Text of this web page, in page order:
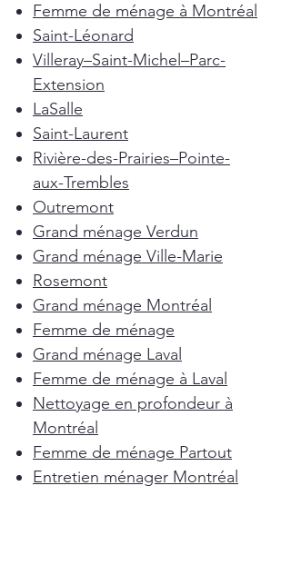
Femme de ménage à Montréal
Saint-Léonard
Villeray–Saint-Michel–Parc-
Extension
LaSalle
Saint-Laurent
Rivière-des-Prairies–Pointe-
aux-Trembles
Outremont
Grand ménage Verdun
Grand ménage Ville-Marie
Rosemont
Grand ménage Montréal
Femme de ménage
Grand ménage Laval
Femme de ménage à Laval
Nettoyage en profondeur à
Montréal
Femme de ménage Partout
Entretien ménager Montréal